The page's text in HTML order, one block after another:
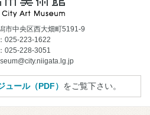
市中央区西大畑町5191-9
025-223-1622
025-228-3051
ュール（PDF） をご覧下さい。